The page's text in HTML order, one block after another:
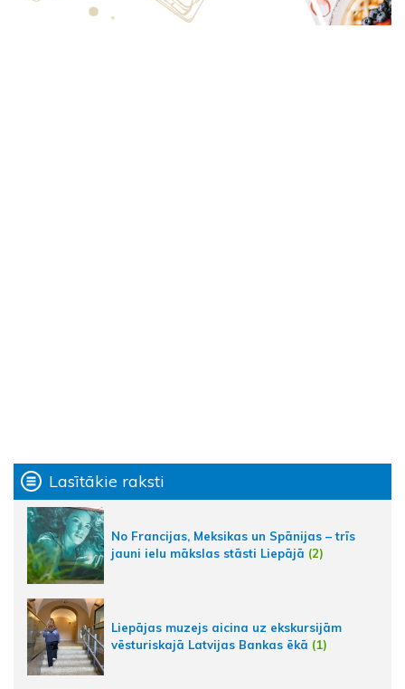
Lasītākie raksti
No Francijas, Meksikas un Spānijas – trīs
jauni ielu mākslas stāsti Liepājā (2)
Liepājas muzejs aicina uz ekskursijām
vēsturiskajā Latvijas Bankas ēkā (1)